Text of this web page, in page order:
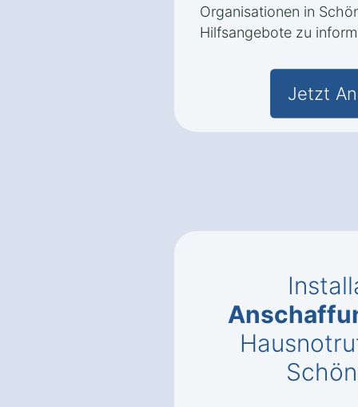
Organisationen in
Hilfsangebote zu
Jetzt